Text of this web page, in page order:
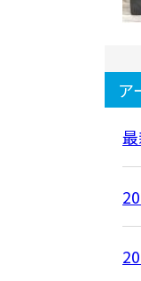
ア